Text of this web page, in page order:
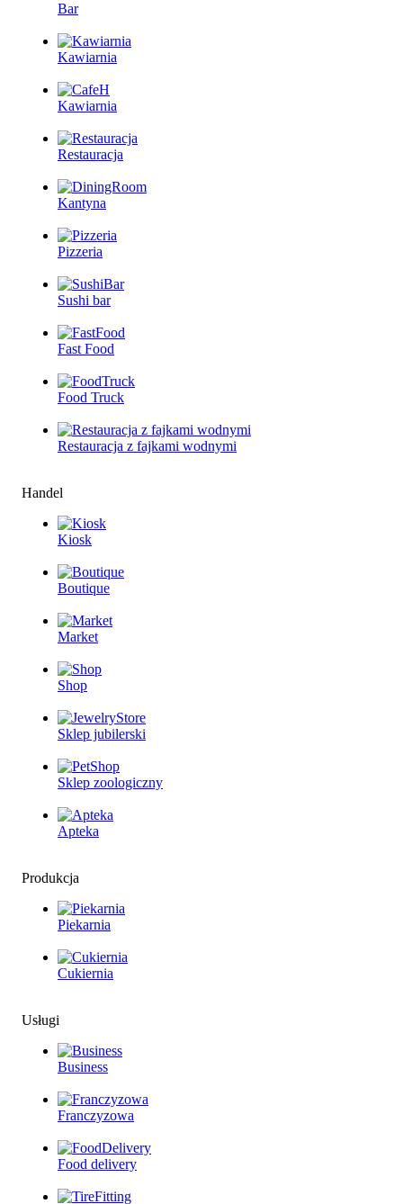
Bar
Kawiarnia
Kawiarnia
Restauracja
Kantyna
Pizzeria
Sushi bar
Fast Food
Food Truck
Restauracjа z fajkami wodnymi
Handel
Kiosk
Boutique
Market
Shop
Sklep jubilerski
Sklep zoologiczny
Apteka
Produkcja
Piekarnia
Cukiernia
Usługi
Business
Franczyzowa
Food delivery